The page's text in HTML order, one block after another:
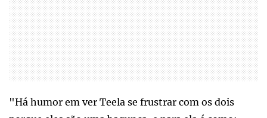
"Há humor em ver Teela se frustrar com os dois